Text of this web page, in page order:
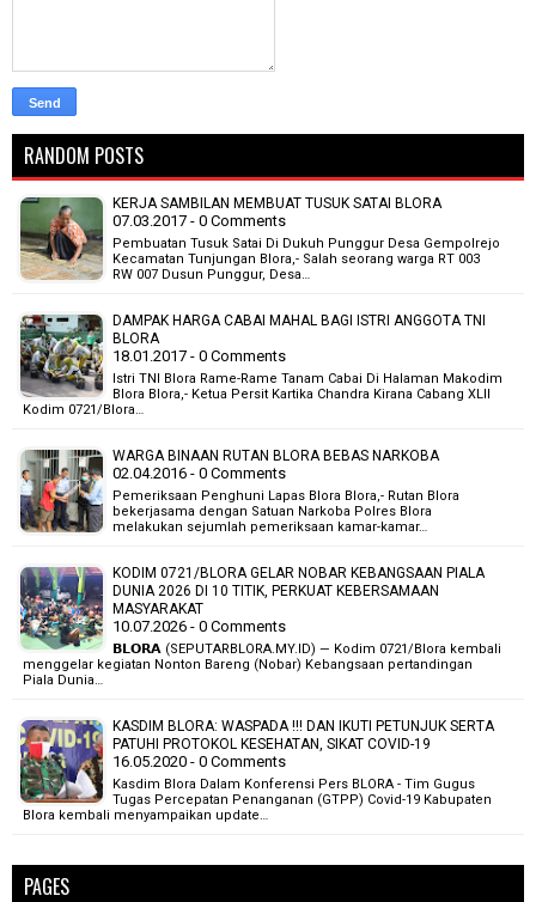
RANDOM POSTS
KERJA SAMBILAN MEMBUAT TUSUK SATAI BLORA
07.03.2017 - 0 Comments
Pembuatan Tusuk Satai Di Dukuh Punggur Desa Gempolrejo
Kecamatan Tunjungan Blora,- Salah seorang warga RT 003
RW 007 Dusun Punggur, Desa…
DAMPAK HARGA CABAI MAHAL BAGI ISTRI ANGGOTA TNI
BLORA
18.01.2017 - 0 Comments
Istri TNI Blora Rame-Rame Tanam Cabai Di Halaman Makodim
Blora Blora,- Ketua Persit Kartika Chandra Kirana Cabang XLII
Kodim 0721/Blora…
WARGA BINAAN RUTAN BLORA BEBAS NARKOBA
02.04.2016 - 0 Comments
Pemeriksaan Penghuni Lapas Blora Blora,- Rutan Blora
bekerjasama dengan Satuan Narkoba Polres Blora
melakukan sejumlah pemeriksaan kamar-kamar…
KODIM 0721/BLORA GELAR NOBAR KEBANGSAAN PIALA
DUNIA 2026 DI 10 TITIK, PERKUAT KEBERSAMAAN
MASYARAKAT
10.07.2026 - 0 Comments
𝗕𝗟𝗢𝗥𝗔 (SEPUTARBLORA.MY.ID) — Kodim 0721/Blora kembali
menggelar kegiatan Nonton Bareng (Nobar) Kebangsaan pertandingan
Piala Dunia…
KASDIM BLORA: WASPADA !!! DAN IKUTI PETUNJUK SERTA
PATUHI PROTOKOL KESEHATAN, SIKAT COVID-19
16.05.2020 - 0 Comments
Kasdim Blora Dalam Konferensi Pers BLORA - Tim Gugus
Tugas Percepatan Penanganan (GTPP) Covid-19 Kabupaten
Blora kembali menyampaikan update…
PAGES